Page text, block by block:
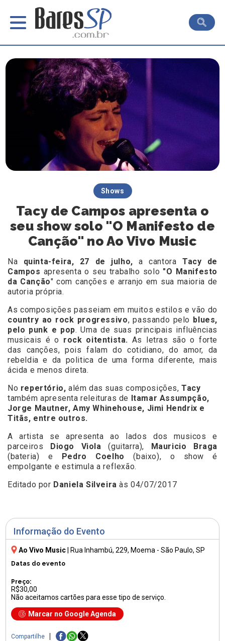
Informação do Evento
Ao Vivo Music Rua Inhambú, 229, Moema - São Paulo, SP
Datas do evento
Preço:
R$30,00
Não aceitamos cartões para esse tipo de serviço.
Marcar no Google Agenda
Compartilhe
Shows
Tacy de Campos apresenta o
seu show solo "O Manifesto de
Canção" no Ao Vivo Music
Na quinta-feira, 27 de julho,a cantora Tacy de
Campos apresenta o seu trabalho solo "O Manifesto
da Canção" com canções e arranjo em sua maioria de
autoria própria.
As composições passeiam em muitos estilos e vão do
country ao rock progressivo, passando pelo blues,
pelo punk e pop. Uma de suas principais influências
musicais é o rock oitentista. As letras são o forte
das canções, pois falam do cotidiano, do amor, da
rebeldia e da politica de uma forma diferente, mais
ácida e menos direta.
No repertório, além das suas composições,Tacy
também apresenta releituras de Itamar Assumpção,
Jorge Mautner, Amy Whinehouse, Jimi Hendrix e
Titãs, entre outros.
A artista se apresenta ao lados dos musicos e
parceiros
Diogo Viola(guitarra),
Mauricio Braga
(bateria) e
Pedro Coelho(baixo), o show é
empolgante e estimula a reflexão.
Editado por Daniela Silveira às 04/07/2017